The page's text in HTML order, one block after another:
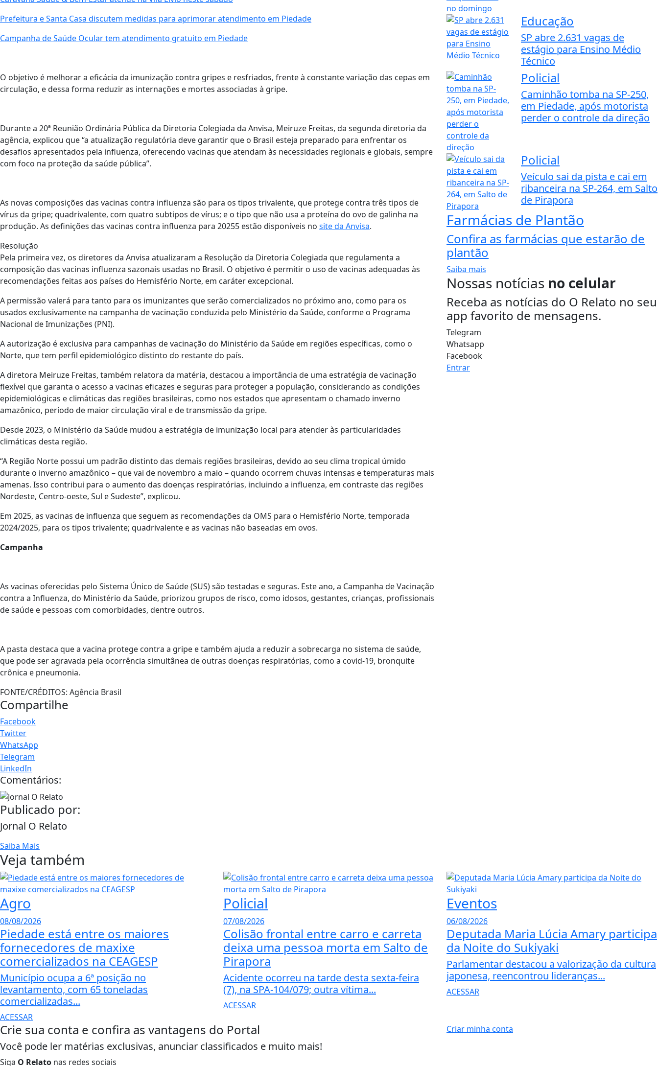
Prefeitura e Santa Casa discutem medidas para aprimorar atendimento em Piedade
Campanha de Saúde Ocular tem atendimento gratuito em Piedade
O objetivo é melhorar a eficácia da imunização contra gripes e resfriados, frente à constante variação das cepas em
circulação, e dessa forma reduzir as internações e mortes associadas à gripe.
Durante a 20ª Reunião Ordinária Pública da Diretoria Colegiada da Anvisa, Meiruze Freitas, da segunda diretoria da
agência, explicou que “a atualização regulatória deve garantir que o Brasil esteja preparado para enfrentar os
desafios apresentados pela influenza, oferecendo vacinas que atendam às necessidades regionais e globais, sempre
com foco na proteção da saúde pública”.
As novas composições das vacinas contra influenza são para os tipos trivalente, que protege contra três tipos de
vírus da gripe; quadrivalente, com quatro subtipos de vírus; e o tipo que não usa a proteína do ovo de galinha na
produção. As definições das vacinas contra influenza para 20255 estão disponíveis no site da Anvisa.
Resolução
Pela primeira vez, os diretores da Anvisa atualizaram a Resolução da Diretoria Colegiada que regulamenta a
composição das vacinas influenza sazonais usadas no Brasil. O objetivo é permitir o uso de vacinas adequadas às
recomendações feitas aos países do Hemisfério Norte, em caráter excepcional.
A permissão valerá para tanto para os imunizantes que serão comercializados no próximo ano, como para os
usados exclusivamente na campanha de vacinação conduzida pelo Ministério da Saúde, conforme o Programa
Nacional de Imunizações (PNI).
A autorização é exclusiva para campanhas de vacinação do Ministério da Saúde em regiões específicas, como o
Norte, que tem perfil epidemiológico distinto do restante do país.
A diretora Meiruze Freitas, também relatora da matéria, destacou a importância de uma estratégia de vacinação
flexível que garanta o acesso a vacinas eficazes e seguras para proteger a população, considerando as condições
epidemiológicas e climáticas das regiões brasileiras, como nos estados que apresentam o chamado inverno
amazônico, período de maior circulação viral e de transmissão da gripe.
Desde 2023, o Ministério da Saúde mudou a estratégia de imunização local para atender às particularidades
climáticas desta região.
“A Região Norte possui um padrão distinto das demais regiões brasileiras, devido ao seu clima tropical úmido
durante o inverno amazônico – que vai de novembro a maio – quando ocorrem chuvas intensas e temperaturas mais
amenas. Isso contribui para o aumento das doenças respiratórias, incluindo a influenza, em contraste das regiões
Nordeste, Centro-oeste, Sul e Sudeste”, explicou.
Em 2025, as vacinas de influenza que seguem as recomendações da OMS para o Hemisfério Norte, temporada
2024/2025, para os tipos trivalente; quadrivalente e as vacinas não baseadas em ovos.
Campanha
As vacinas oferecidas pelo Sistema Único de Saúde (SUS) são testadas e seguras. Este ano, a Campanha de Vacinação
contra a Influenza, do Ministério da Saúde, priorizou grupos de risco, como idosos, gestantes, crianças, profissionais
de saúde e pessoas com comorbidades, dentre outros.
A pasta destaca que a vacina protege contra a gripe e também ajuda a reduzir a sobrecarga no sistema de saúde,
que pode ser agravada pela ocorrência simultânea de outras doenças respiratórias, como a covid-19, bronquite
crônica e pneumonia.
FONTE/CRÉDITOS: Agência Brasil
Compartilhe
Facebook
Twitter
WhatsApp
Telegram
LinkedIn
Comentários:
Publicado por:
Jornal O Relato
Saiba Mais
Educação
SP abre 2.631 vagas de
estágio para Ensino Médio
Técnico
Policial
Caminhão tomba na SP-250,
em Piedade, após motorista
perder o controle da direção
Policial
Veículo sai da pista e cai em
ribanceira na SP-264, em Salto
de Pirapora
Farmácias de Plantão
Confira as farmácias que estarão de
plantão
Saiba mais
Nossas notícias no celular
Receba as notícias do O Relato no seu
app favorito de mensagens.
Telegram
Whatsapp
Facebook
Entrar
Veja também
Agro
08/08/2026
Piedade está entre os maiores
fornecedores de maxixe
comercializados na CEAGESP
Município ocupa a 6ª posição no
levantamento, com 65 toneladas
comercializadas...
ACESSAR
Policial
07/08/2026
Colisão frontal entre carro e carreta
deixa uma pessoa morta em Salto de
Pirapora
Acidente ocorreu na tarde desta sexta-feira
(7), na SPA-104/079; outra vítima...
ACESSAR
Eventos
06/08/2026
Deputada Maria Lúcia Amary participa
da Noite do Sukiyaki
Parlamentar destacou a valorização da cultura
japonesa, reencontrou lideranças...
ACESSAR
Crie sua conta e confira as vantagens do Portal
Você pode ler matérias exclusivas, anunciar classificados e muito mais!
Criar minha conta
Siga O Relato nas redes sociais